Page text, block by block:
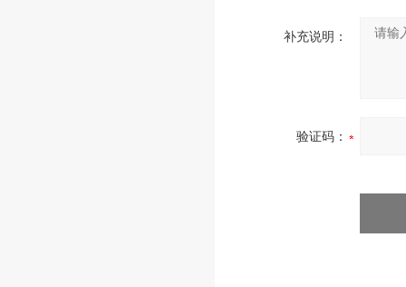
补充说明：
验证码：